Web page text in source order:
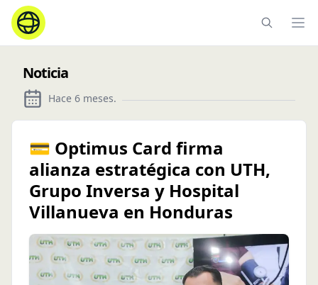
Noticia
Hace 6 meses.
💳 Optimus Card firma
alianza estratégica con UTH,
Grupo Inversa y Hospital
Villanueva en Honduras